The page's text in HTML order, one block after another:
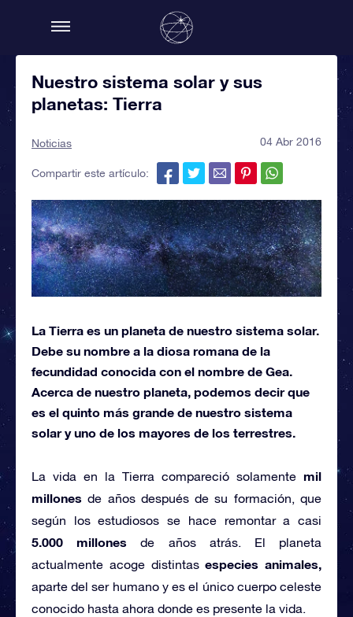
Nuestro sistema solar y sus
planetas: Tierra
Noticias 04 Abr 2016
Compartir este artículo:
La Tierra es un planeta de nuestro sistema solar.
Debe su nombre a la diosa romana de la
fecundidad conocida con el nombre de Gea.
Acerca de nuestro planeta, podemos decir que
es el quinto más grande de nuestro sistema
solar y uno de los mayores de los terrestres.
La vida en la Tierra compareció solamente mil
millonesde años después de su formación, que
según los estudiosos se hace remontar a casi
5.000 millones de años atrás. El planeta
actualmente acoge distintasespecies animales,
aparte del ser humano y es el único cuerpo celeste
conocido hasta ahora donde es presente la vida.